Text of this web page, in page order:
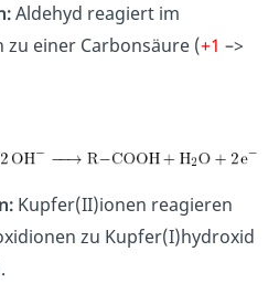
Aldehyd reagiert im
zu einer Carbonsäure (+1 –>
Kupfer(II)ionen reagieren
zu Kupfer(I)hydroxid